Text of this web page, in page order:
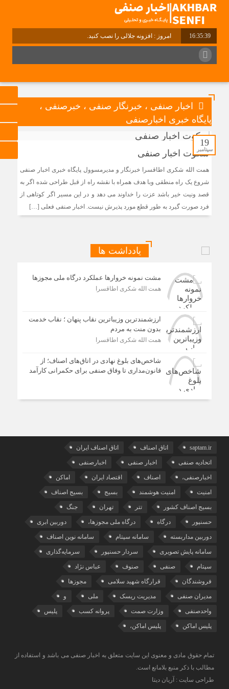
16:35:40 امروز : افزونه جلالی را نصب کنید.
اخبار صنفی ، خبرنگار صنفی ، خبرصنفی ،
پایگاه خبری اخبارصنفی
19
سپتامبر
سکوت اخبار صنفی
همت الله شکری اطاقسرا خبرنگار و مدیرمسوول پایگاه خبری اخبار صنفی
شروع یک راه منطقی وبا هدف همراه با نقشه راه از قبل طراحی شده اگر به
قصد ونیت خیر باشد عزت را خداوند می دهد و در این مسیر اگر کوتاهی از
فرد صورت گیرد به طور قطع مورد پذیرش نیست. اخبار صنفی فعلی […]
یادداشت ها
مشت نمونه خروارها عملکرد درگاه ملی مجوزها
همت الله شکری اطاقسرا
ارزشمندترین وزیباترین نقاب پنهان ؛ نقاب خدمت
بدون منت به مردم
همت الله شکری اطاقسرا
شاخص‌های بلوغ نهادی در اتاق‌های اصناف؛ از
قانون‌مداری تا وفاق صنفی برای حکمرانی کارآمد
saptam.ir اتاق اصناف اتاق اصناف ایران
اتحادیه صنفی اخبار صنفی اخبارصنفی
اخبارصنفی، اصناف اقتصاد ایران اماکن
امنیت امنیت هوشمند بسیج بسیج اصناف
بسیج اصناف کشور تتر تهران جنگ
حسنپور درگاه درگاه ملی مجوزها، دوربین ابری
دوربین مداربسته سامانه سپتام سامانه نوین اصناف
سامانه پایش تصویری سردار حسنپور سرمایه‌گذاری
سپتام صنفی صنوف عباس نژاد
فروشندگان قرارگاه شهید سلامی مجوزها
مدیران صنفی مدیریت ریسک ملی و
واحدصنفی وزارت صمت پروانه کسب پلیس
پلیس اماکن پلیس اماکن،
تمام حقوق مادی و معنوی این سایت متعلق به اخبار صنفی می باشد و استفاده از
مطالب با ذکر منبع بلامانع است.
طراحی سایت : آریان دیتا